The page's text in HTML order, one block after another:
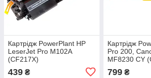
Картрідж PowerPlant HP
LeserJet Pro M102A
(CF217X)
439 ₴
Картрідж
Pro 200,
MF8230 CY
799₴